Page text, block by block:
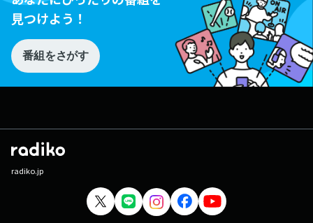
見つけよう！
番組をさがす
radiko.jp